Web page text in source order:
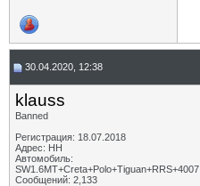
30.04.2020, 12:38
klauss
Banned
Регистрация: 18.07.2018
Адрес: НН
Автомобиль:
SW1.6МТ+Creta+Polo+Tiguan+RRS+4007
Сообщений: 2,133